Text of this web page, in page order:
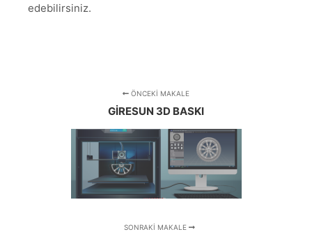
edebilirsiniz.
ÖNCEKI MAKALE
GIRESUN 3D BASKI
SONRAKI MAKALE